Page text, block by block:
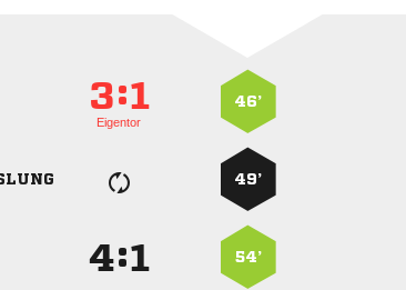
:
Eigentor
46’
49’
: 54’